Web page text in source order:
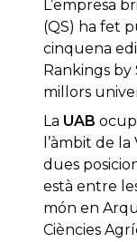
L’empresa
(QS) ha fet
cinquena
Rankings by
millors
La UAB
l’àmbit de
dues
està entre
món en
Ciències